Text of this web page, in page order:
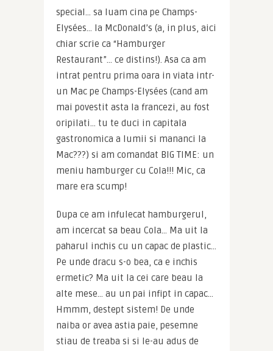
special… sa luam cina pe Champs-
Elysées… la McDonald’s (a, in plus, aici
chiar scrie ca “Hamburger
Restaurant”… ce distins!). Asa ca am
intrat pentru prima oara in viata intr-
un Mac pe Champs-Elysées (cand am
mai povestit asta la francezi, au fost
oripilati… tu te duci in capitala
gastronomica a lumii si mananci la
Mac???) si am comandat BIG TIME: un
meniu hamburger cu Cola!!! Mic, ca
mare era scump!
Dupa ce am infulecat hamburgerul,
am incercat sa beau Cola… Ma uit la
paharul inchis cu un capac de plastic…
Pe unde dracu s-o bea, ca e inchis
ermetic? Ma uit la cei care beau la
alte mese… au un pai infipt in capac…
Hmmm, destept sistem! De unde
naiba or avea astia paie, pesemne
stiau de treaba si si le-au adus de